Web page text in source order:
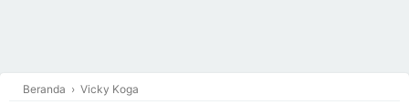
Beranda › Vicky Koga